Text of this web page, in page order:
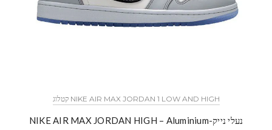
NIKE AIR MAX JORDAN 1 LOW AND HIGH קטלוג
נעלי נייק-NIKE AIR MAX JORDAN HIGH – Aluminium